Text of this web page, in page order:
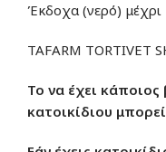
Έκδοχα (νερό)
TAFARM TORTIVET
Το να έχει
κατοικίδιου